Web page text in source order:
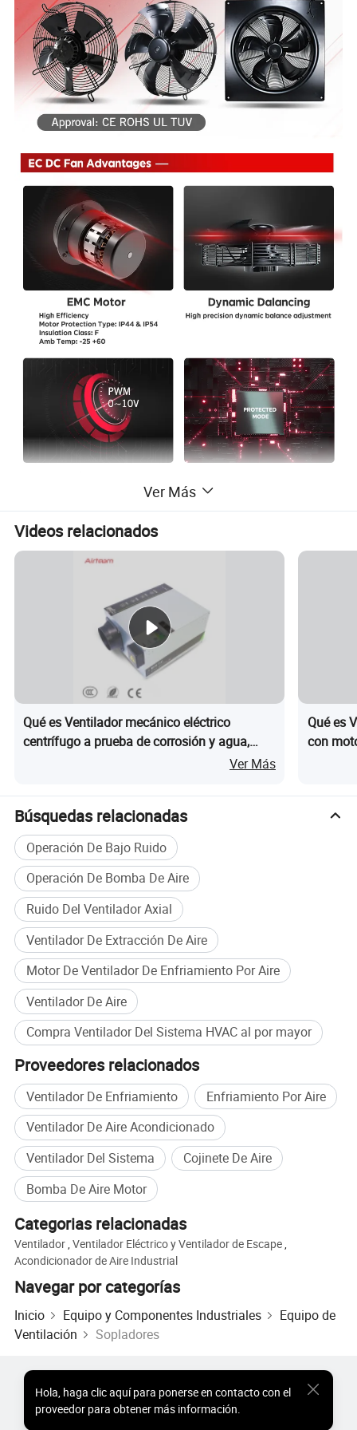
Ver Más
Videos relacionados
Qué es Ventilador mecánico eléctrico
centrífugo a prueba de corrosión y agua,
funcionando silenciosamente, ventilador de
alterna
Ver Más
Qué es
con
Búsquedas relacionadas
Operación De Bajo Ruido
Operación De Bomba De Aire
Ruido Del Ventilador Axial
Ventilador De Extracción De Aire
Motor De Ventilador De Enfriamiento Por Aire
Ventilador De Aire
Compra Ventilador Del Sistema HVAC al por mayor
Proveedores relacionados
Ventilador De Enfriamiento
Enfriamiento Por Aire
Ventilador De Aire Acondicionado
Ventilador Del Sistema
Cojinete De Aire
Bomba De Aire Motor
Categorias relacionadas
Ventilador,Ventilador Eléctrico y Ventilador de Escape,
Acondicionador de Aire Industrial
Navegar por categorías
Inicio Equipo y Componentes Industriales
Equipo de
Ventilación
Sopladores
Hola, haga clic aquí para ponerse en contacto con el
proveedor para obtener más información.
Precio de Productos Populares
Productos Populares al por Mayor
Comprador de Estrella